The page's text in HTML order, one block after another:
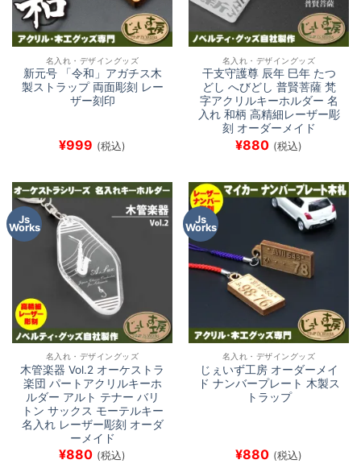
名入れ・デザイングッズ
新元号 「令和」アガチス木
製ストラップ 両面彫刻 レー
ザー刻印
¥999 (税込)
名入れ・デザイングッズ
干支守護尊 辰年 巳年 たつ
どし へびどし 普賢菩薩 梵
字アクリルキーホルダー 名
入れ 和柄 高精細レーザー彫
刻 オーダーメイド
¥880 (税込)
Js
Works
名入れ・デザイングッズ
木管楽器 Vol.2 オーケストラ
楽団 パートアクリルキーホ
ルダー アルト テナー バリ
トン サックス モーテルキー
名入れ レーザー彫刻 オーダ
ーメイド
¥880 (税込)
Js
Works
名入れ・デザイングッズ
じぇいず工房 オーダーメイ
ド ナンバープレート 木製ス
トラップ
¥880 (税込)